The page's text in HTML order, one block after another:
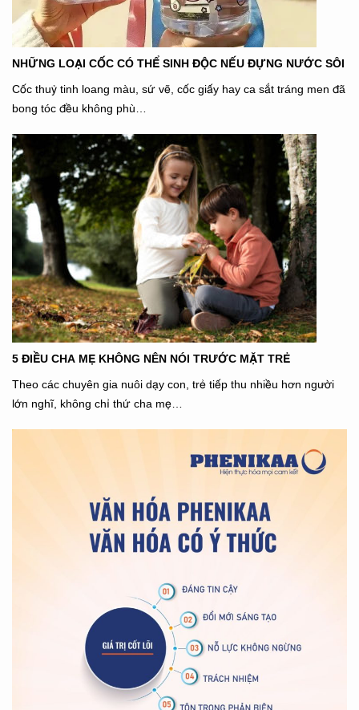
NHỮNG LOẠI CỐC CÓ THỂ SINH ĐỘC NẾU ĐỰNG NƯỚC SÔI
Cốc thuỷ tinh loang màu, sứ vẽ, cốc giấy hay ca sắt tráng men đã
bong tóc đều không phù…
5 ĐIỀU CHA MẸ KHÔNG NÊN NÓI TRƯỚC MẶT TRẺ
Theo các chuyên gia nuôi dạy con, trẻ tiếp thu nhiều hơn người
lớn nghĩ, không chỉ thứ cha mẹ…